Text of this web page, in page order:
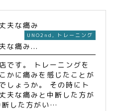
UNO2nd , トレーニング
な痛み...
です。 トレーニングを
かに痛みを感じたことが
しょうか。 その時にト
夫な痛みと中断した方が
断した方がい…